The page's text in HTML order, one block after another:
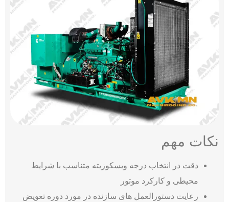
نکات مهم
دقت در انتخاب درجه ویسکوزیته متناسب با شرایط
محیطی و کارکرد موتور
رعایت دستورالعمل‌ های سازنده در مورد دوره تعویض